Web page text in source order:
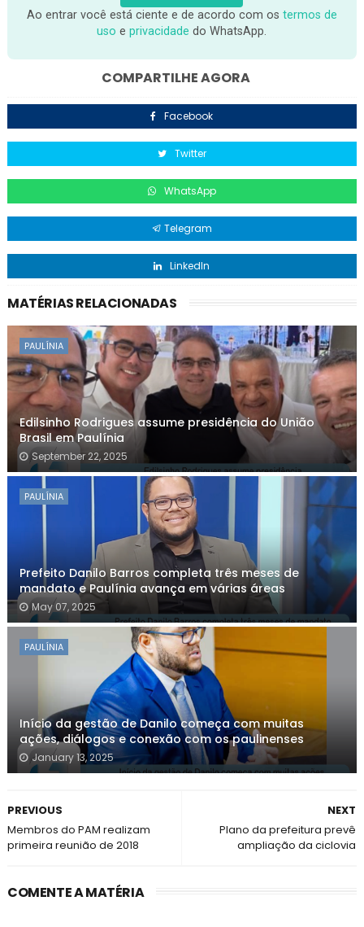
Ao entrar você está ciente e de acordo com os termos de
uso eprivacidade do WhatsApp.
COMPARTILHE AGORA
Facebook
Twitter
WhatsApp
Telegram
LinkedIn
MATÉRIAS RELACIONADAS
PAULÍNIA
Edilsinho Rodrigues assume presidência do União
Brasil em Paulínia
September 22, 2025
PAULÍNIA
Prefeito Danilo Barros completa três meses de
mandato e Paulínia avança em várias áreas
May 07, 2025
PAULÍNIA
Início da gestão de Danilo começa com muitas
ações, diálogos e conexão com os paulinenses
January 13, 2025
NEXT
Plano da prefeitura prevê
ampliação da ciclovia
PREVIOUS
Membros do PAM realizam
primeira reunião de 2018
COMENTE A MATÉRIA